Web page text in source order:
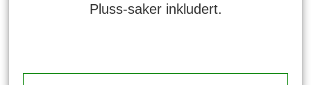
Pluss-saker inkludert.